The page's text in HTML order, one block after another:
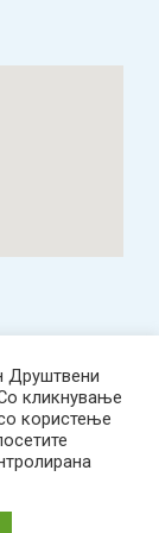
Друштвени
кликнување
користење